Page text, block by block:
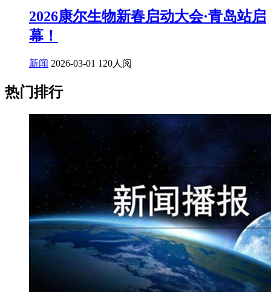
2026康尔生物新春启动大会·青岛站启
幕！
新闻 2026-03-01 120人阅
热门排行